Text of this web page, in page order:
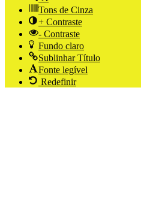
Tons de Cinza
+ Contraste
- Contraste
Fundo claro
Sublinhar Título
Fonte legível
Redefinir